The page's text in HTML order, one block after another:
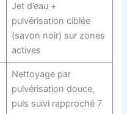
Jet d’eau +
pulvérisation ciblée
(savon noir) sur zones
actives
Nettoyage par
pulvérisation douce,
puis suivi rapproché 7